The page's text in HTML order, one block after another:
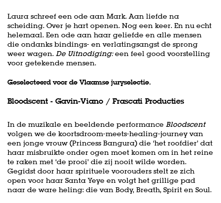
Laura schreef een ode aan Mark. Aan liefde na
scheiding. Over je hart openen. Nog een keer. En nu echt
helemaal. Een ode aan haar geliefde en alle mensen
die ondanks bindings- en verlatingsangst de sprong
weer wagen. De Uitnodiging:een feel good voorstelling
voor getekende mensen.
Geselecteerd voor de Vlaamse juryselectie.
Bloodscent - Gavin-Viano / Frascati Producties
In de muzikale en beeldende performance Bloodscent
volgen we de koortsdroom-meets-healing-journey van
een jonge vrouw (Princess Bangura) die ‘het roofdier’ dat
haar misbruikte onder ogen moet komen om in het reine
te raken met ‘de prooi’ die zij nooit wilde worden.
Gegidst door haar spirituele voorouders stelt ze zich
open voor haar Santa Yeye en volgt het grillige pad
naar de ware heling: die van Body, Breath, Spirit en Soul.